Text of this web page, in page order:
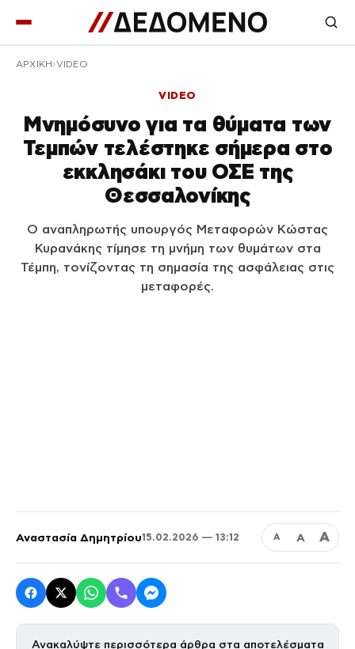
ΑΡΧΙΚΉ VIDEO
VIDEO
Μνημόσυνο για τα θύματα των
Τεμπών τελέστηκε σήμερα στο
εκκλησάκι του ΟΣΕ της
Θεσσαλονίκης
Ο αναπληρωτής υπουργός Μεταφορών Κώστας
Κυρανάκης τίμησε τη μνήμη των θυμάτων στα
Τέμπη, τονίζοντας τη σημασία της ασφάλειας στις
μεταφορές.
Αναστασία Δημητρίου15.02.2026 — 13:12 Α Α Α
Ανακαλύψτε περισσότερα άρθρα στα αποτελέσματα